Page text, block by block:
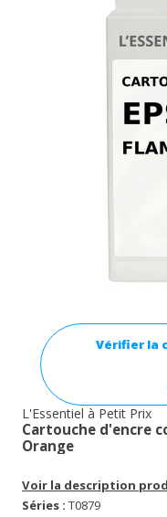
Vérifier la
L'Essentiel à Petit Prix
Cartouche d'encre
Orange
Voir la description
Séries : T0879